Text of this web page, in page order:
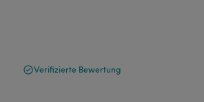
Verifizierte Bewertung